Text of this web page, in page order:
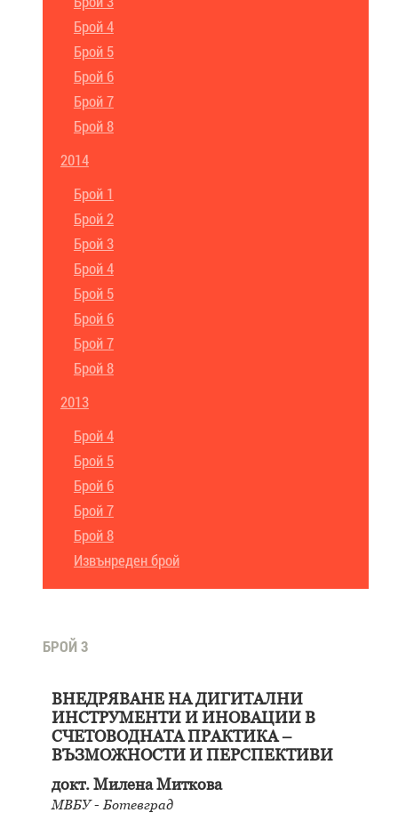
Брой 4
Брой 5
Брой 6
Брой 7
Брой 8
2014
Брой 1
Брой 2
Брой 3
Брой 4
Брой 5
Брой 6
Брой 7
Брой 8
2013
Брой 4
Брой 5
Брой 6
Брой 7
Брой 8
Извънреден брой
БРОЙ 3
ВНЕДРЯВАНЕ НА ДИГИТАЛНИ
ИНСТРУМЕНТИ И ИНОВАЦИИ В
СЧЕТОВОДНАТА ПРАКТИКА –
ВЪЗМОЖНОСТИ И ПЕРСПЕКТИВИ
докт. Милена Миткова
МВБУ - Ботевград